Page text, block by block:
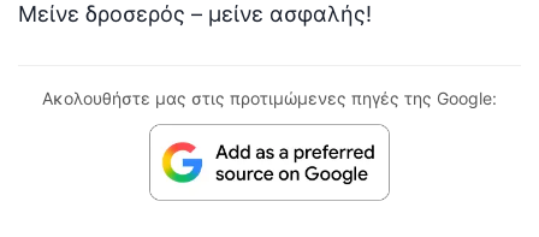
Μείνε δροσερός – μείνε ασφαλής!
Ακολουθήστε μας στις προτιμώμενες πηγές της Google: